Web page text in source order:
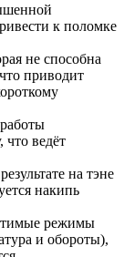
к поломке
не способна
приводит
что ведёт
на тэне
накипь
режимы
и обороты),